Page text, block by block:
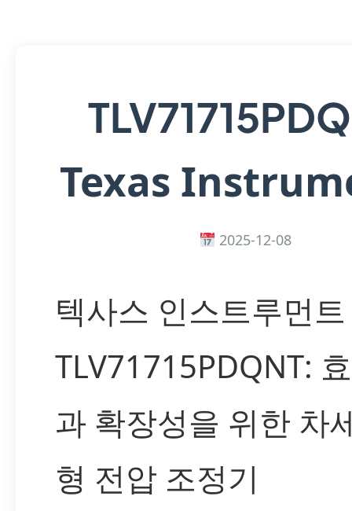
Texas
2025-12-08
텍사스 인스트루먼트
TLV71715PDQNT:
과 확장성을 위한 차
형 전압 조정기